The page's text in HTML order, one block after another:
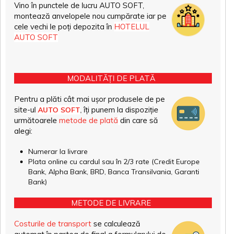
Vino în punctele de lucru AUTO SOFT,
montează anvelopele nou cumpărate iar pe
cele vechi le poți depozita în HOTELUL
AUTO SOFT
MODALITĂȚI DE PLATĂ
Pentru a plăti cât mai ușor produsele de pe
site-ul AUTO SOFT, îți punem la dispoziție
următoarele metode de plată din care să
alegi:
Numerar la livrare
Plata online cu cardul sau în 2/3 rate (Credit Europe
Bank, Alpha Bank, BRD, Banca Transilvania, Garanti
Bank)
METODE DE LIVRARE
Costurile de transport se calculează